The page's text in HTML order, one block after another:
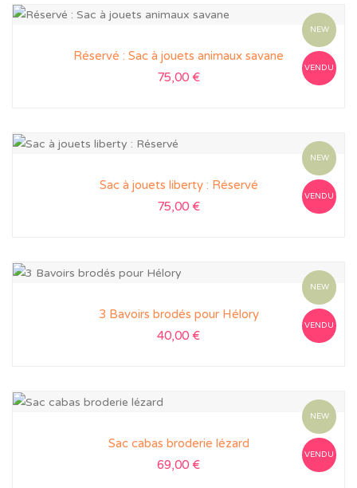
NEW
VENDU
Réservé : Sac à jouets animaux savane
75,00 €
NEW
VENDU
Sac à jouets liberty : Réservé
75,00 €
NEW
VENDU
3 Bavoirs brodés pour Hélory
40,00 €
NEW
VENDU
Sac cabas broderie lézard
69,00 €